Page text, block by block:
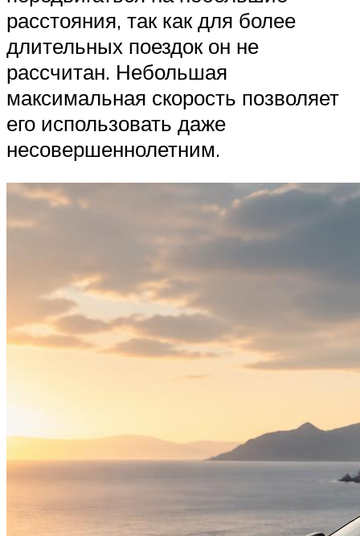
расстояния, так как для более
длительных поездок он не
рассчитан. Небольшая
максимальная скорость позволяет
его использовать даже
несовершеннолетним.